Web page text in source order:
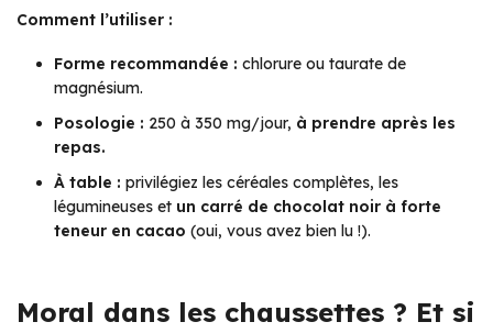
Comment l’utiliser :
Forme recommandée : chlorure ou taurate de
magnésium.
Posologie : 250 à 350 mg/jour, à prendre après les
repas.
À table : privilégiez les céréales complètes, les
légumineuses et un carré de chocolat noir à forte
teneur en cacao (oui, vous avez bien lu !).
Moral dans les chaussettes ? Et si